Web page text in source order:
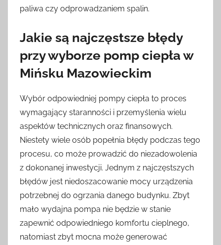
paliwa czy odprowadzaniem spalin.
Jakie są najczęstsze błędy
przy wyborze pomp ciepła w
Mińsku Mazowieckim
Wybór odpowiedniej pompy ciepła to proces
wymagający staranności i przemyślenia wielu
aspektów technicznych oraz finansowych.
Niestety wiele osób popełnia błędy podczas tego
procesu, co może prowadzić do niezadowolenia
z dokonanej inwestycji. Jednym z najczęstszych
błędów jest niedoszacowanie mocy urządzenia
potrzebnej do ogrzania danego budynku. Zbyt
mało wydajna pompa nie będzie w stanie
zapewnić odpowiedniego komfortu cieplnego,
natomiast zbyt mocna może generować